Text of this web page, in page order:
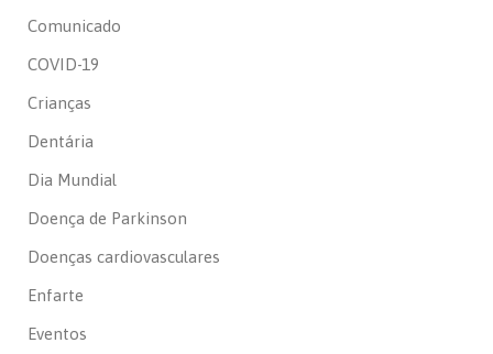
Comunicado
COVID-19
Crianças
Dentária
Dia Mundial
Doença de Parkinson
Doenças cardiovasculares
Enfarte
Eventos